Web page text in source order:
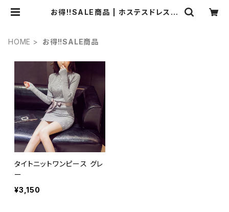
お得!!SALE商品 | ホステスドレス.c
HOME お得!!SALE商品
タイトニットワンピース グレ
ー
¥3,150